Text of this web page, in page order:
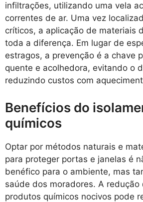
infiltrações, utilizando uma vela
correntes de ar. Uma vez
críticos, a aplicação de materiais
toda a diferença. Em lugar de
estragos, a prevenção é a chave
quente e acolhedora, evitando o
reduzindo custos com
Benefícios do
químicos
Optar por métodos naturais e
para proteger portas e janelas é
benéfico para o ambiente, mas
saúde dos moradores. A redução
produtos químicos nocivos pode